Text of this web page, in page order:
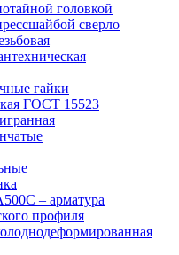
головкой
сверло
гайки
ГОСТ 15523
– арматура
профиля